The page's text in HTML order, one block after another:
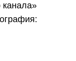
канала»